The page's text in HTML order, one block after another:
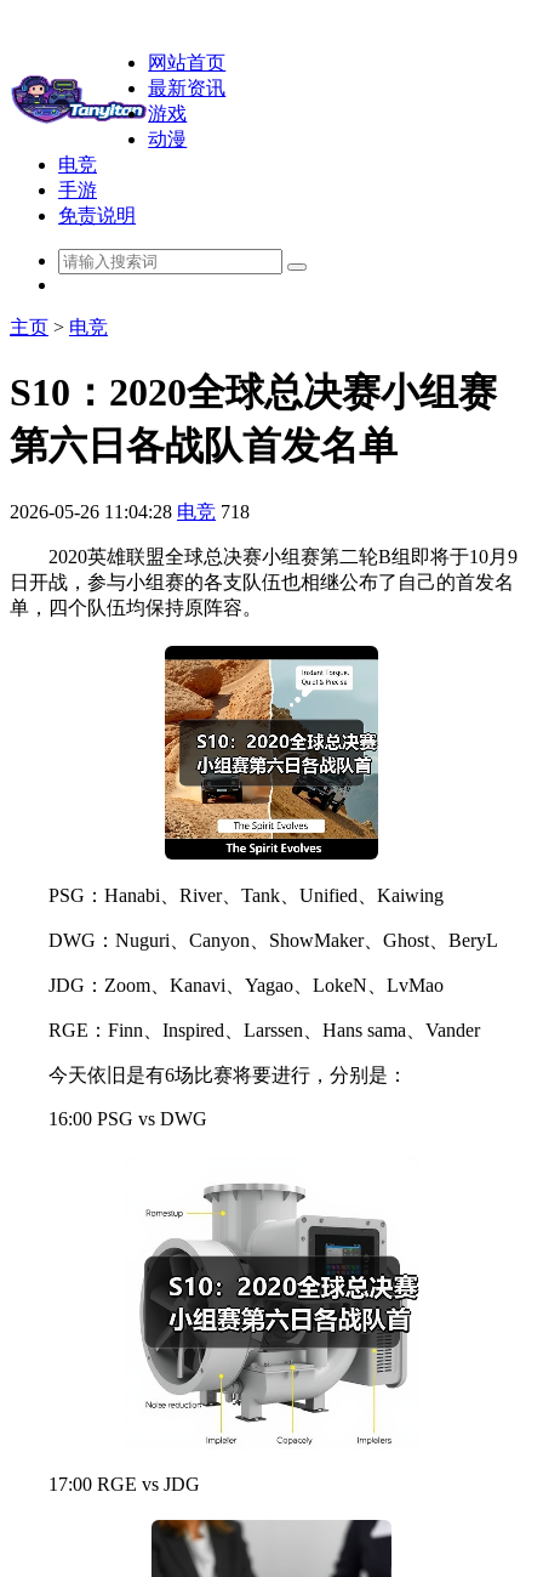
网站首页
最新资讯
游戏
动漫
电竞
手游
免责说明
主页 > 电竞
S10：2020全球总决赛小组赛
第六日各战队首发名单
2026-05-26 11:04:28 电竞 718
2020英雄联盟全球总决赛小组赛第二轮B组即将于10月9
日开战，参与小组赛的各支队伍也相继公布了自己的首发名
单，四个队伍均保持原阵容。
PSG：Hanabi、River、Tank、Unified、Kaiwing
DWG：Nuguri、Canyon、ShowMaker、Ghost、BeryL
JDG：Zoom、Kanavi、Yagao、LokeN、LvMao
RGE：Finn、Inspired、Larssen、Hans sama、Vander
今天依旧是有6场比赛将要进行，分别是：
16:00 PSG vs DWG
17:00 RGE vs JDG